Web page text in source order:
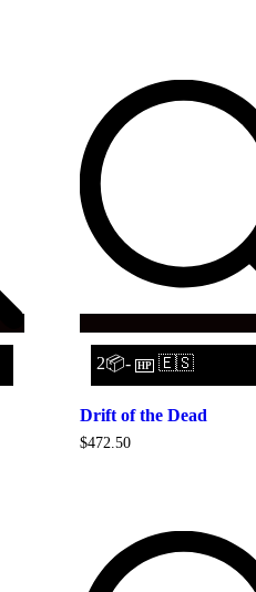
2📦- HP 🇪🇸
Drift of the Dead
$472.50